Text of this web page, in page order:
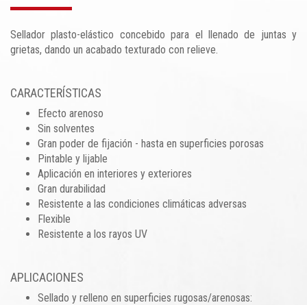
Sellador plasto-elástico concebido para el llenado de juntas y
grietas, dando un acabado texturado con relieve.
CARACTERÍSTICAS
Efecto arenoso
Sin solventes
Gran poder de fijación - hasta en superficies porosas
Pintable y lijable
Aplicación en interiores y exteriores
Gran durabilidad
Resistente a las condiciones climáticas adversas
Flexible
Resistente a los rayos UV
APLICACIONES
Sellado y relleno en superficies rugosas/arenosas: